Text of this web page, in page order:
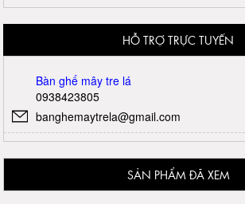
HỖ TRỢ TRỰC TUYẾN
Bàn ghế mây tre lá
0938423805
banghemaytrela@gmail.com
SẢN PHẨM ĐÃ XEM